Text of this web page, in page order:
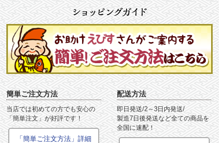
簡単ご注文方法
当店では初めての方でも安心の
「簡単注文」が好評です！
「簡単ご注文方法」詳細
配送方法
即日発送/2～3日内発送/
製造7日後発送など全ての商品を
全国に速配！